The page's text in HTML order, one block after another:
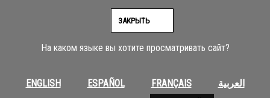
На каком языке вы хотите просматривать сайт?
ENGLISH ESPAÑOL FRANÇAIS
العربية
ЗАКРЫТЬ